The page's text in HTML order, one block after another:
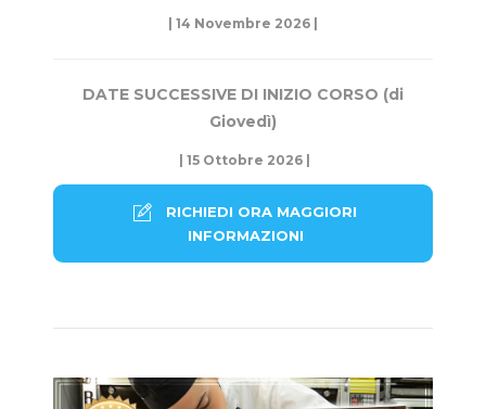
| 14 Novembre 2026 |
DATE SUCCESSIVE DI INIZIO CORSO (di
Giovedì)
| 15 Ottobre 2026 |
RICHIEDI ORA MAGGIORI
INFORMAZIONI